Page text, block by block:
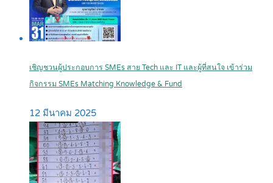
เชิญชวนผู้ประกอบการ SMEs สาย Tech และ IT และผู้ที่สนใจ เข้าร่วม
กิจกรรม SMEs Matching Knowledge & Fund
12 มีนาคม 2025